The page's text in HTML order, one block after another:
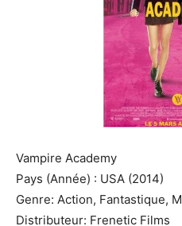
Vampire Academy
Pays (Année) : USA (2014)
Genre: Action, Fantastique,
Distributeur: Frenetic Films